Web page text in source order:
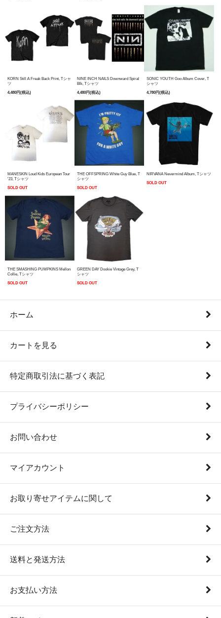
KORN Still A Freak Back Print, Tシャ
ツ
4,480円(税込)
NINE INCH NAILS Downward Spiral
Blk, Tシャツ
4,480円(税込)
SONIC YOUTH Goo Album Cover, T
シャツ
4,780円(税込)
MANESKIN Loud Kids European Tour
'23, Tシャツ
SOLD OUT
THE OFFSPRING White Guy Blue, T
シャツ
SOLD OUT
NIRVANA Nevermind Album, Tシャツ
SOLD OUT
THE SMASHING PUMPKINS Mellon
Collie, Tシャツ
SOLD OUT
GREEN DAY Dookie Vintage Grey, T
シャツ
SOLD OUT
ホーム
カートを見る
特定商取引法に基づく表記
プライバシーポリシー
お問い合わせ
マイアカウント
お取り寄せアイテムに関して
ご注文方法
送料と発送方法
お支払い方法